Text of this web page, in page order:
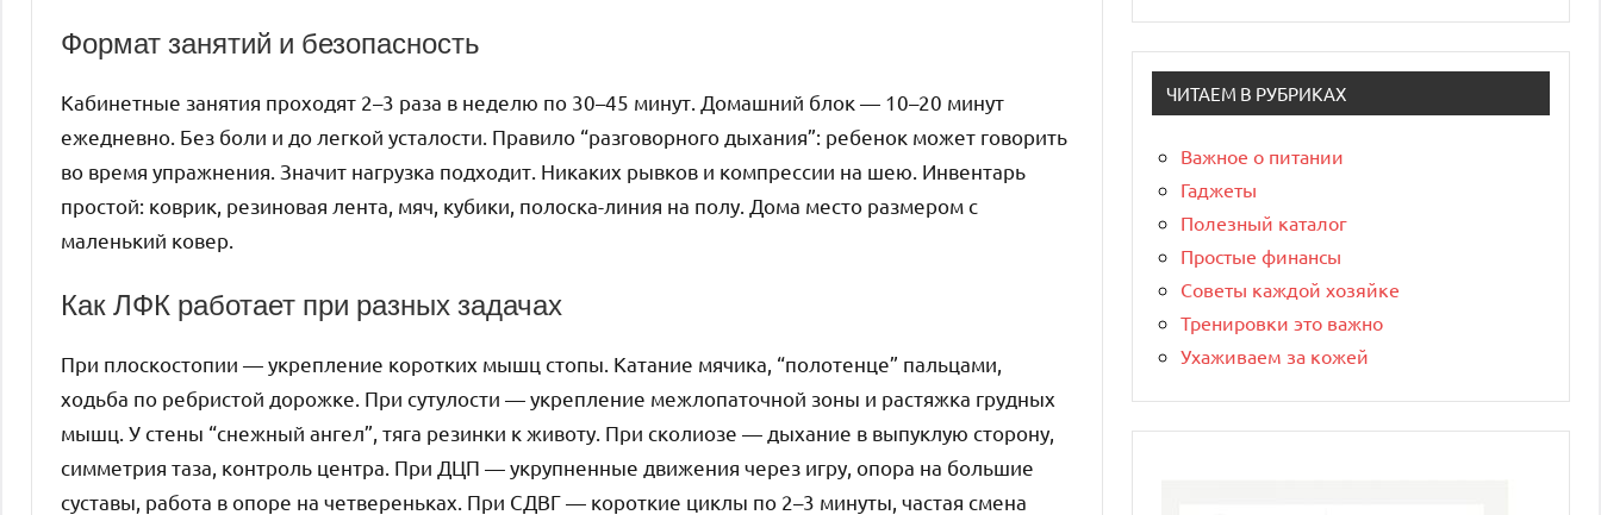
Формат занятий и безопасность
Кабинетные занятия проходят 2–3 раза в неделю по 30–45 минут. Домашний блок — 10–20 минут
ежедневно. Без боли и до легкой усталости. Правило “разговорного дыхания”: ребенок может говорить
во время упражнения. Значит нагрузка подходит. Никаких рывков и компрессии на шею. Инвентарь
простой: коврик, резиновая лента, мяч, кубики, полоска-линия на полу. Дома место размером с
маленький ковер.
Как ЛФК работает при разных задачах
При плоскостопии — укрепление коротких мышц стопы. Катание мячика, “полотенце” пальцами,
ходьба по ребристой дорожке. При сутулости — укрепление межлопаточной зоны и растяжка грудных
мышц. У стены “снежный ангел”, тяга резинки к животу. При сколиозе — дыхание в выпуклую сторону,
симметрия таза, контроль центра. При ДЦП — укрупненные движения через игру, опора на большие
суставы, работа в опоре на четвереньках. При СДВГ — короткие циклы по 2–3 минуты, частая смена
ЧИТАЕМ В РУБРИКАХ
Важное о питании
Гаджеты
Полезный каталог
Простые финансы
Советы каждой хозяйке
Тренировки это важно
Ухаживаем за кожей